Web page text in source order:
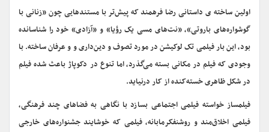
اولین ساخته ی داستانی رضا فرهمند که پیش‌تر با مستندهایی چون «زنانی با
گوشواره‌های باروتی»، «نت‌های مسی یک رؤیا» و «آزادی» خود را شناسانده
بود، این بار فیلمی تک لوکیشن در مورد تصوف و دین‌داری و و عرفان ساخته. با
وجودی که فیلم در مکانی بسته می‌گذرد، اما تنوع در دکوپاژ باعث شده فیلم
در شکل ظاهری خسته‌کنده از کار درنیاید.
فیلمساز خواسته فیلمی اجتماعی بسازد با نگاهی به فضاهای چند فرهنگی،
فیلمی اخلاق‌مند و روشنفکرمابانه، فیلمی که خوشایند جشنواره‌های خارجی